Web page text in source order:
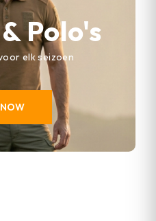
Polo's
elk seizoen